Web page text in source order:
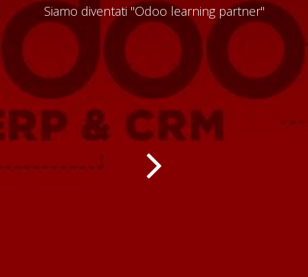
Siamo diventati "Odoo learning partner"